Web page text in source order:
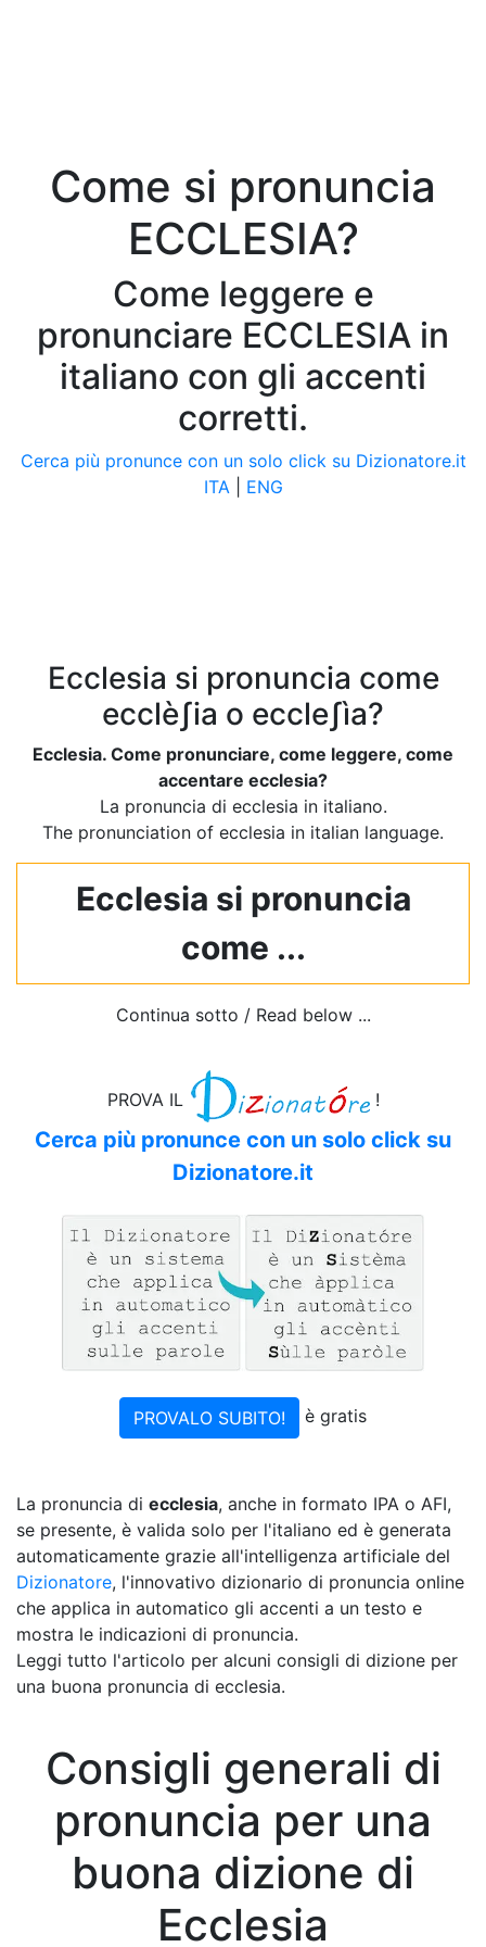
Come si pronuncia
ECCLESIA?
Come leggere e
pronunciare ECCLESIA in
italiano con gli accenti
corretti.
Cerca più pronunce con un solo click su Dizionatore.it
ITA| ENG
Ecclesia si pronuncia come
ecclèʃia o eccleʃìa?
Ecclesia. Come pronunciare, come leggere, come
accentare ecclesia?
La pronuncia di ecclesia in italiano.
The pronunciation of ecclesia in italian language.
Ecclesia si pronuncia
come ...
Continua sotto / Read below ...
PROVA IL !
Cerca più pronunce con un solo click su
Dizionatore.it
PROVALO SUBITO! è gratis
La pronuncia di ecclesia, anche in formato IPA o AFI,
se presente, è valida solo per l'italiano ed è generata
automaticamente grazie all'intelligenza artificiale del
Dizionatore, l'innovativo dizionario di pronuncia online
che applica in automatico gli accenti a un testo e
mostra le indicazioni di pronuncia.
Leggi tutto l'articolo per alcuni consigli di dizione per
una buona pronuncia di ecclesia.
Consigli generali di
pronuncia per una
buona dizione di
Ecclesia